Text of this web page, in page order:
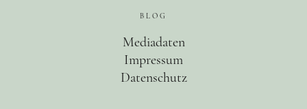
BLOG
Mediadaten
Impressum
Datenschutz